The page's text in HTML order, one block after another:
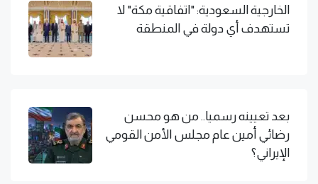
الخارجية السعودية: "اتفاقية مكة" لا
تستهدف أي دولة في المنطقة
بعد تعيينه رسميا.. من هو محسن
رضائي أمين عام مجلس الأمن القومي
الإيراني؟